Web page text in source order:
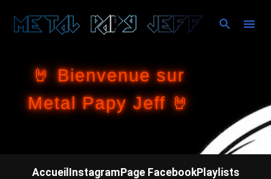
Accéder au contenu principal
🤘 Bienvenue sur
Metal Papy Jeff 🤘
Accueil InstagramPage FacebookPlaylists